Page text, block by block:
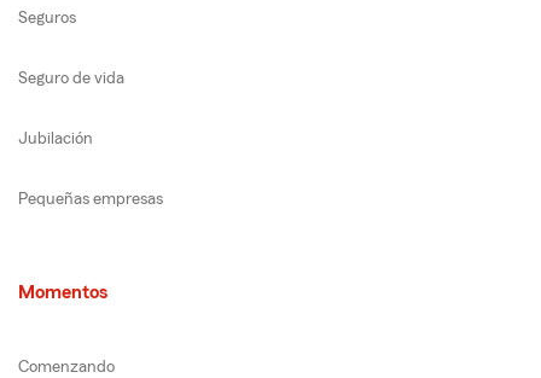
Seguros
Seguro de vida
Jubilación
Pequeñas empresas
Momentos
Comenzando